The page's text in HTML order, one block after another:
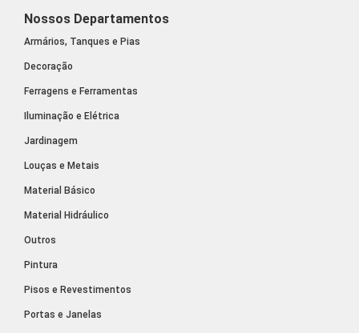
Nossos Departamentos
Armários, Tanques e Pias
Decoração
Ferragens e Ferramentas
Iluminação e Elétrica
Jardinagem
Louças e Metais
Material Básico
Material Hidráulico
Outros
Pintura
Pisos e Revestimentos
Portas e Janelas